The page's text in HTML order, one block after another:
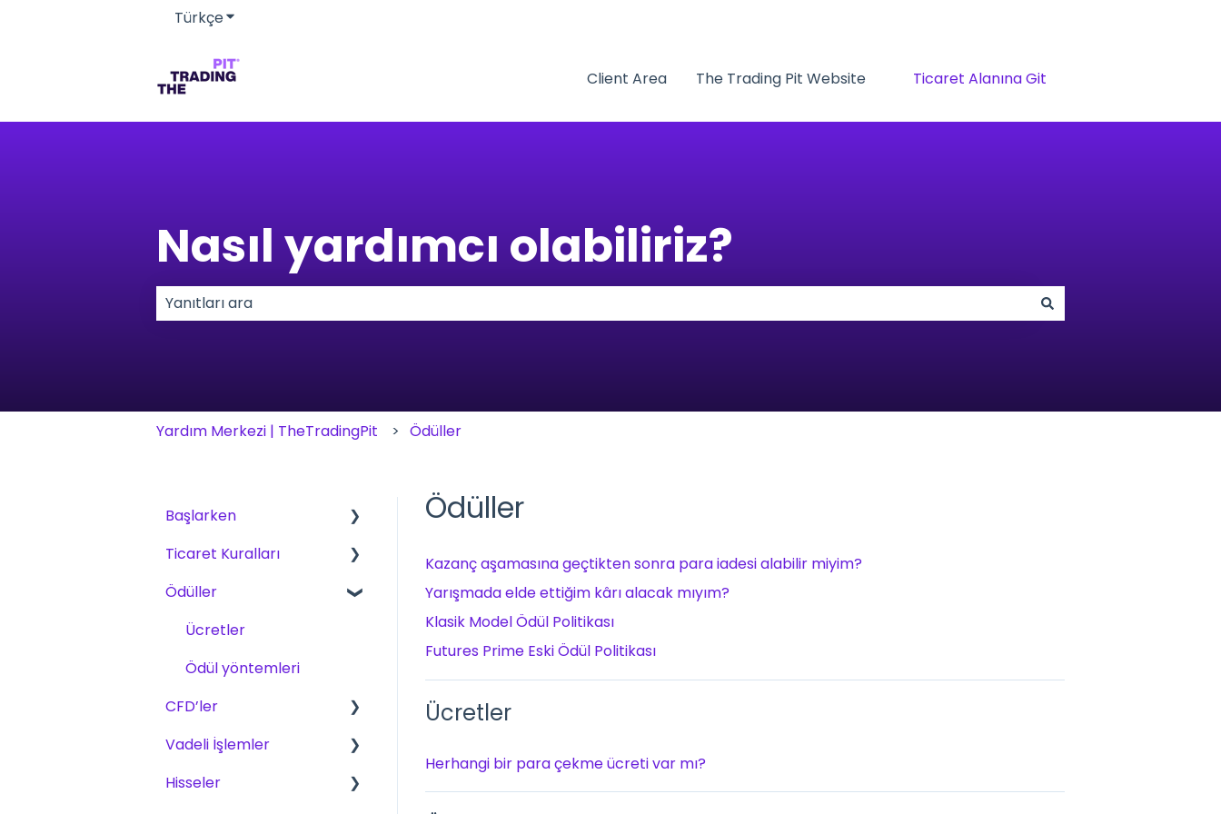
TürkçeTercümeler için alt menüyü göster
Client Area The Trading Pit Website Ticaret Alanına Git
Nasıl yardımcı olabiliriz?
Yardım Merkezi | TheTradingPit Ödüller
Ödüller
Kazanç aşamasına geçtikten sonra para iadesi alabilir miyim?
Yarışmada elde ettiğim kârı alacak mıyım?
Klasik Model Ödül Politikası
Futures Prime Eski Ödül Politikası
Ücretler
Herhangi bir para çekme ücreti var mı?
Başlarken
Başlarken
The Trading Pit – Biz
Ticaret Kuralları
CFD, Vadeli İşlemler ve
Kurallar
CFD
Vadeli İşlemler
الأسهم
Ödüller
Ücretler
Ödül yöntemleri
CFD’ler
Ürünler
Alım satım
Vadeli İşlemler
Ölçekleme Planı
Hisseler